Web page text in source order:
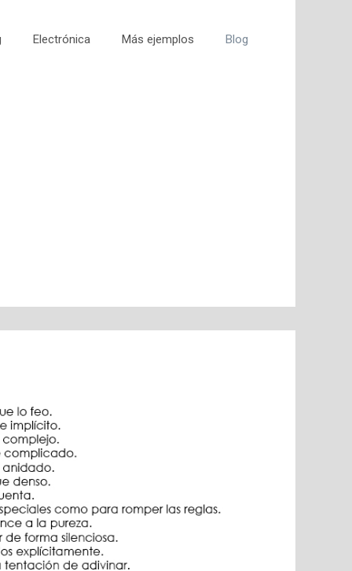
Electrónica Más ejemplos Blog